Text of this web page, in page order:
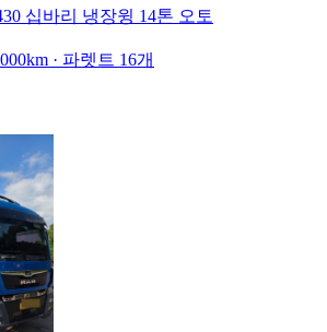
십바리 냉장윙 14톤 오토
· 파렛트 16개